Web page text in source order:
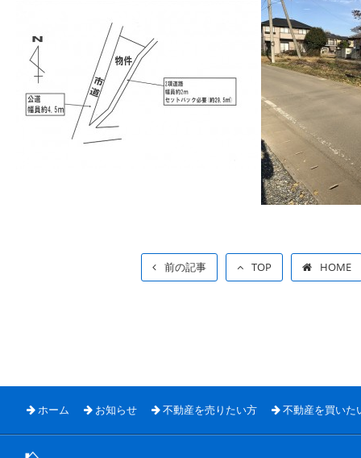
前の記事 TOP HOME
ホーム お知らせ 不動産を売りたい方 不動産を買いた